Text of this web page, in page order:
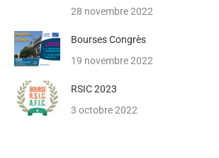
28 novembre 2022
Bourses Congrès
19 novembre 2022
RSIC 2023
3 octobre 2022